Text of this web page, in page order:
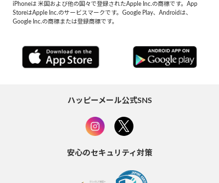
iPhoneは 米国および他の国々で登録されたApple Inc.の商標です。App
StoreはApple Inc.のサービスマークです。Google Play、Androidは、
Google Inc.の商標または登録商標です。
ハッピーメール公式SNS
安心のセキュリティ対策